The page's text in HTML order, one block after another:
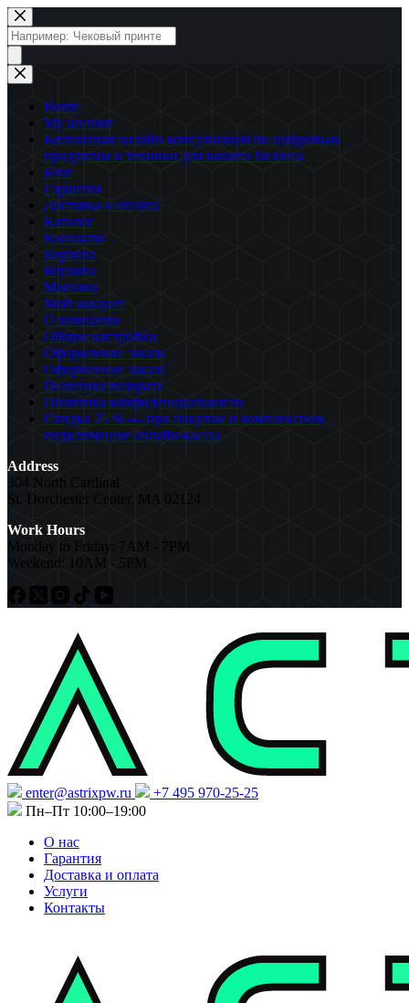
Перейти
к
сути
Поиск
товаров
Home
My account
Бесплатная онлайн консультация по цифровым
продуктам и техники для вашего бизнеса
Блог
Гарантия
Доставка и оплата
Каталог
Контакты
Корзина
Корзина
Магазин
Мой аккаунт
О компании
Общие настройки
Оформление заказа
Оформление заказа
Политика возврата
Политика конфиденциальности
Скидка 25 % — при покупке и комплексном
подключении онлайн-кассы
Address
304 North Cardinal
St. Dorchester Center, MA 02124
Work Hours
Monday to Friday: 7AM - 7PM
Weekend: 10AM - 5PM
enter@astrixpw.ru
+7 495 970-25-25
Пн–Пт 10:00–19:00
О нас
Гарантия
Доставка и оплата
Услуги
Контакты